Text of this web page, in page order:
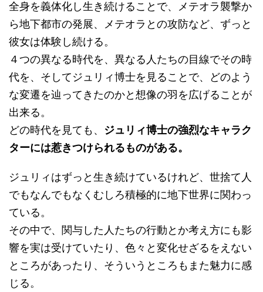
全身を義体化し生き続けることで、メテオラ襲撃か
ら地下都市の発展、メテオラとの攻防など、ずっと
彼女は体験し続ける。
４つの異なる時代を、異なる人たちの目線でその時
代を、そしてジュリィ博士を見ることで、どのよう
な変遷を辿ってきたのかと想像の羽を広げることが
出来る。
どの時代を見ても、 ジュリィ博士の強烈なキャラク
ターには惹きつけられるものがある。
ジュリィはずっと生き続けているけれど、世捨て人
でもなんでもなくむしろ積極的に地下世界に関わっ
ている。
その中で、関与した人たちの行動とか考え方にも影
響を実は受けていたり、色々と変化せざるをえない
ところがあったり、そういうところもまた魅力に感
じる。